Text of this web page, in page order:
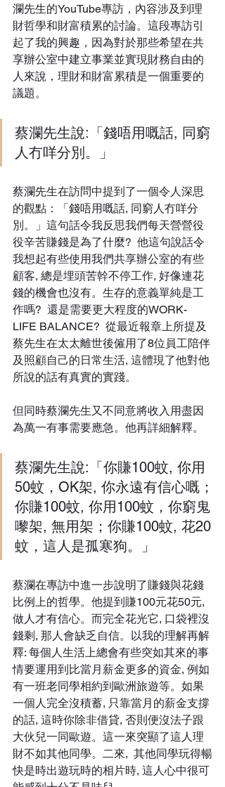
瀾先生的YouTube專訪，內容涉及到理
財哲學和財富積累的討論。這段專訪引
起了我的興趣，因為對於那些希望在共
享辦公室中建立事業並實現財務自由的
人來說，理財和財富累積是一個重要的
議題。
蔡瀾先生說:「錢唔用嘅話, 同窮
人冇咩分別。」
蔡瀾先生在訪問中提到了一個令人深思
的觀點：「錢唔用嘅話, 同窮人冇咩分
別。」這句話令我反思我們每天營營役
役辛苦賺錢是為了什麼?  他這句說話令
我想起有些使用我們共享辦公室的有些
顧客, 總是埋頭苦幹不停工作, 好像連花
錢的機會也沒有。生存的意義單純是工
作嗎?  還是需要更大程度的WORK-
LIFE BALANCE?  從最近報章上所提及
蔡先生在太太離世後僱用了8位員工陪伴
及照顧自己的日常生活, 這體現了他對他
所說的話有真實的實踐。
但同時蔡瀾先生又不同意將收入用盡因
為萬一有事需要應急。他再詳細解釋。
蔡瀾先生說:「你賺100蚊, 你用
50蚊，OK架, 你永遠有信心嘅；
你賺100蚊, 你用100蚊，你窮鬼
嚟架, 無用架；你賺100蚊, 花20
蚊，這人是孤寒狗。」
蔡瀾在專訪中進一步說明了賺錢與花錢
比例上的哲學。他提到賺100元花50元,
做人才有信心。而完全花光它, 口袋裡沒
錢剩, 那人會缺乏自信。以我的理解再解
釋: 每個人生活上總會有些突如其來的事
情要運用到比當月薪金更多的資金, 例如
有一班老同學相約到歐洲旅遊等。如果
一個人完全沒積蓄, 只靠當月的薪金支撐
的話, 這時你除非借貸, 否則便沒法子跟
大伙兒一同歐遊。這一來突顯了這人理
財不如其他同學。二來,  其他同學玩得暢
快是時出遊玩時的相片時, 這人心中很可